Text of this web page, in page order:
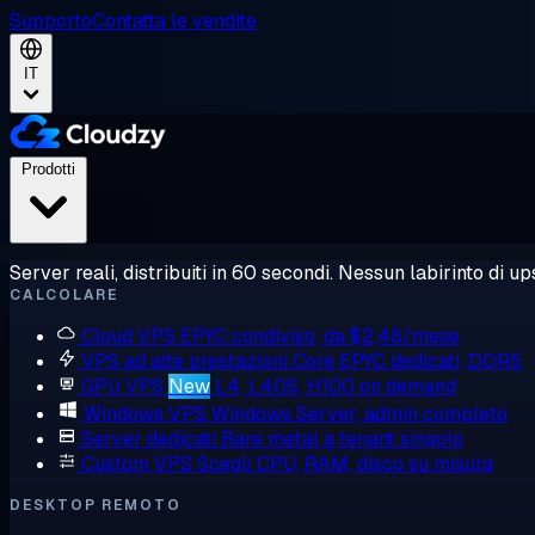
SupportoContatta le vendite
IT
Server reali, distribuiti in 60 secondi. Nessun labirinto di
CALCOLARE
Cloud VPS EPYC condiviso, da $2,48/mese
VPS ad alte prestazioni Core EPYC dedicati, DDR5
GPU VPS New L4, L40S, H100 on demand
Windows VPS Windows Server, admin completo
Server dedicati Bare metal a tenant singolo
Custom VPS Scegli CPU, RAM, disco su misura
DESKTOP REMOTO